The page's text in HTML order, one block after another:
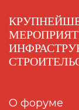
О форуме